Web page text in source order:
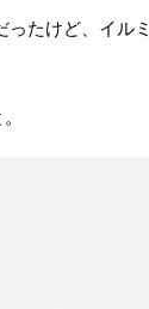
たけど、イルミ